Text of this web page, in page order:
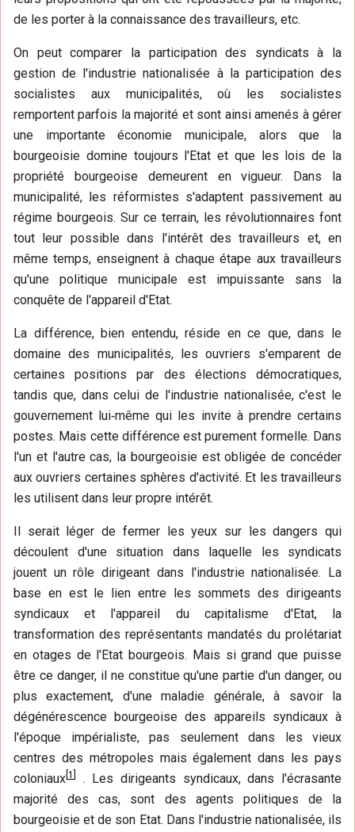
de les porter à la connaissance des travailleurs, etc.
On peut comparer la participation des syndicats à la
gestion de l'industrie nationalisée à la participation des
socialistes aux municipalités, où les socialistes
remportent parfois la majorité et sont ainsi amenés à gérer
une importante économie municipale, alors que la
bourgeoisie domine toujours l'Etat et que les lois de la
propriété bourgeoise demeurent en vigueur. Dans la
municipalité, les réformistes s'adaptent passivement au
régime bourgeois. Sur ce terrain, les révolutionnaires font
tout leur possible dans l'intérêt des travailleurs et, en
même temps, enseignent à chaque étape aux travailleurs
qu'une politique municipale est impuissante sans la
conquête de l'appareil d'Etat.
La différence, bien entendu, réside en ce que, dans le
domaine des municipalités, les ouvriers s'emparent de
certaines positions par des élections démocratiques,
tandis que, dans celui de l'industrie nationalisée, c'est le
gouvernement lui‑même qui les invite à prendre certains
postes. Mais cette différence est purement formelle. Dans
l'un et l'autre cas, la bourgeoisie est obligée de concéder
aux ouvriers certaines sphères d'activité. Et les travailleurs
les utilisent dans leur propre intérêt.
Il serait léger de fermer les yeux sur les dangers qui
découlent d'une situation dans laquelle les syndicats
jouent un rôle dirigeant dans l'industrie nationalisée. La
base en est le lien entre les sommets des dirigeants
syndicaux et l'appareil du capitalisme d'Etat, la
transformation des représentants mandatés du prolétariat
en otages de l'Etat bourgeois. Mais si grand que puisse
être ce danger, il ne constitue qu'une partie d'un danger, ou
plus exactement, d'une maladie générale, à savoir la
dégénérescence bourgeoise des appareils syndicaux à
l'époque impérialiste, pas seulement dans les vieux
centres des métropoles mais également dans les pays
coloniaux 1
. Les dirigeants syndicaux, dans l'écrasante
majorité des cas, sont des agents politiques de la
bourgeoisie et de son Etat. Dans l'industrie nationalisée, ils